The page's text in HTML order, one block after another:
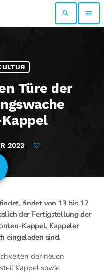
search menu
Türe der
2023
findet von 13 bis 17
der Fertigstellung der
Kappel, Kappeler
eingeladen sind.
der neuen
Kappel sowie